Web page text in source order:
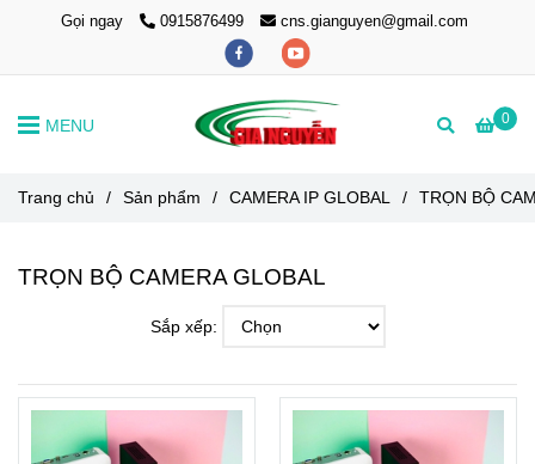
Gọi ngay 0915876499 cns.gianguyen@gmail.com
0
MENU
Trang chủ / Sản phẩm / CAMERA IP GLOBAL / TRỌN BỘ
TRỌN BỘ CAMERA GLOBAL
Sắp xếp: